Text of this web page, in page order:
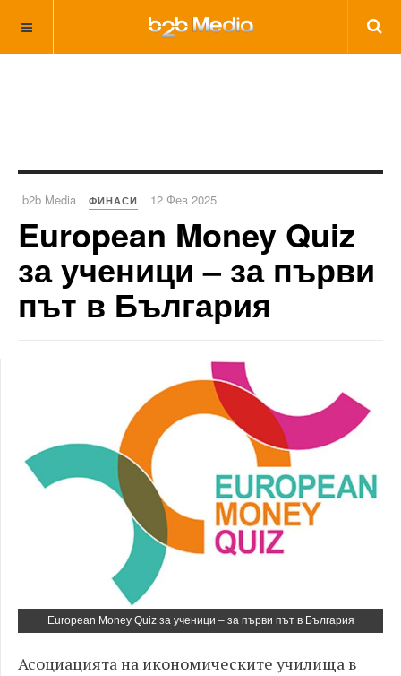
b2b Media ФИНАСИ 12 Фев 2025
European Money Quiz
за ученици – за първи
път в България
European Money Quiz за ученици – за първи път в България
Асоциацията на икономическите училища в